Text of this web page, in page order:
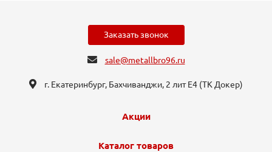
Заказать звонок
sale@metallbro96.ru
г. Екатеринбург, ​Бахчиванджи, 2 лит Е4 (ТК Докер​)
Акции
Каталог товаров